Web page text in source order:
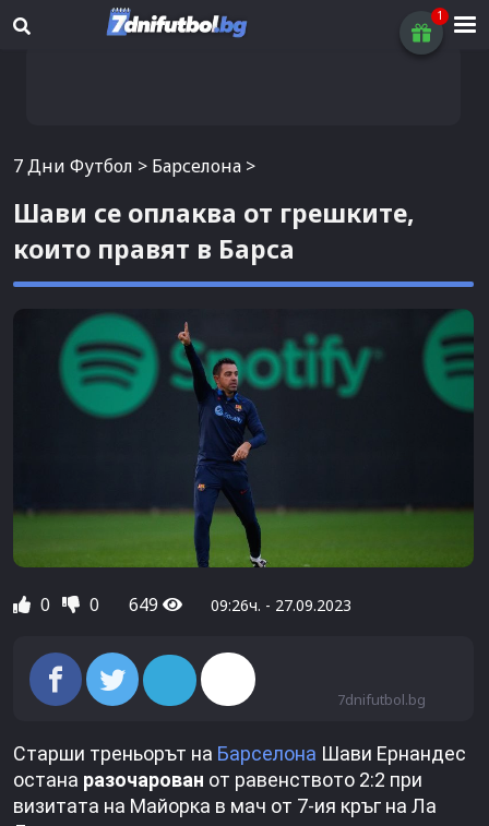
7 Дни Футбол > Барселона >
Шави се оплаква от грешките,
които правят в Барса
0 0 649 09:26ч. - 27.09.2023
7dnifutbol.bg
Старши треньорът на Барселона Шави Ернандес
остана разочарован от равенството 2:2 при
визитата на Майорка в мач от 7-ия кръг на Ла